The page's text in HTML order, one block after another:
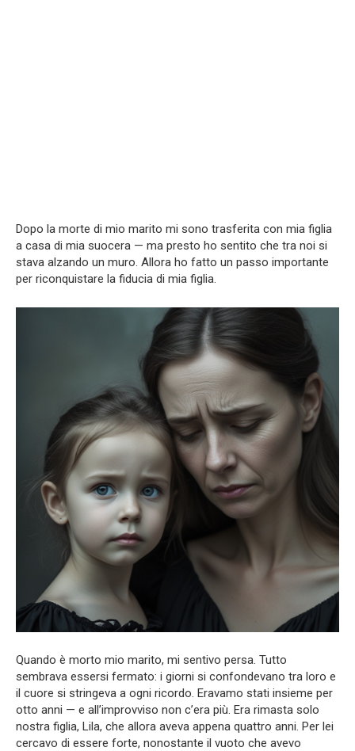
Dopo la morte di mio marito mi sono trasferita con mia figlia
a casa di mia suocera — ma presto ho sentito che tra noi si
stava alzando un muro. Allora ho fatto un passo importante
per riconquistare la fiducia di mia figlia.
Quando è morto mio marito, mi sentivo persa. Tutto
sembrava essersi fermato: i giorni si confondevano tra loro e
il cuore si stringeva a ogni ricordo. Eravamo stati insieme per
otto anni — e all’improvviso non c’era più. Era rimasta solo
nostra figlia, Lila, che allora aveva appena quattro anni. Per lei
cercavo di essere forte, nonostante il vuoto che avevo